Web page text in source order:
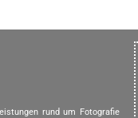
rund um Fotografie